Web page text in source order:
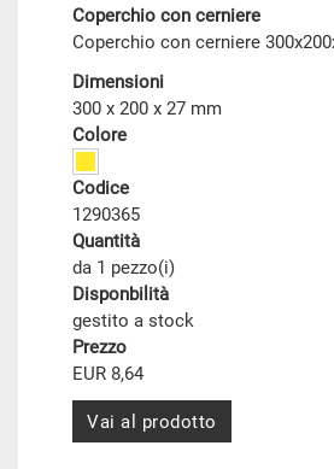
Coperchio con cerniere
Coperchio con cerniere
Dimensioni
300 x 200 x 27 mm
Colore
Codice
1290365
Quantità
da 1 pezzo(i)
Disponbilità
gestito a stock
Prezzo
EUR 8,64
Vai al prodotto